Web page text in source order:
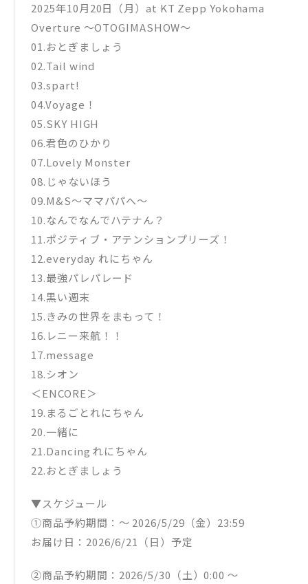
2025年10月20日（月）at KT Zepp Yokohama
Overture 〜OTOGIMASHOW〜
01.おとぎましょう
02.Tail wind
03.spart!
04.Voyage！
05.SKY HIGH
06.君色のひかり
07.Lovely Monster
08.じゃないほう
09.M&S～ママパパへ～
10.なんでなんでハテナん？
11.ポジティブ・アテンションプリーズ！
12.everyday れにちゃん
13.最強パレパレード
14.黒い週末
15.きみの世界をまもって！
16.レニー来航！！
17.message
18.シオン
＜ENCORE＞
19.まるごとれにちゃん
20.一緒に
21.Dancing れにちゃん
22.おとぎましょう
▼スケジュール
①商品予約期間：〜 2026/5/29（金）23:59
お届け日：2026/6/21（日）予定
②商品予約期間：2026/5/30（土）0:00 〜